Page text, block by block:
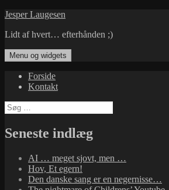
Hop
indhold
Jesper Laugesen
Lidt af hvert… efterhånden ;)
Menu og widgets
Forside
Kontakt
Søg
efter:
Seneste indlæg
AI … meget sjovt, men …
Hov, Et egern!
Den danske sang er en negernisse…